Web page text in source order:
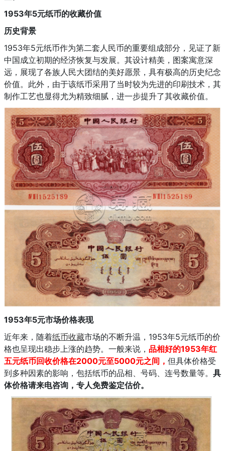
1953年5元纸币的收藏价值
历史背景
1953年5元纸币作为第二套人民币的重要组成部分，见证了新
中国成立初期的经济恢复与发展。其设计精美，图案寓意深
远，展现了各族人民大团结的美好愿景，具有极高的历史纪念
价值。此外，由于该纸币采用了当时较为先进的印刷技术，其
制作工艺也显得尤为精致细腻，进一步提升了其收藏价值。
1953年5元市场价格表现
近年来，随着纸币收藏市场的不断升温，1953年5元纸币的价
格也呈现出稳步上涨的趋势。一般来说， 品相好的1953年红
五元纸币回收价格在2000元至5000元之间， 但具体价格受
到多种因素的影响，包括纸币的品相、号码、连号数量等。 具
体价格请来电咨询，专人免费鉴定估价。